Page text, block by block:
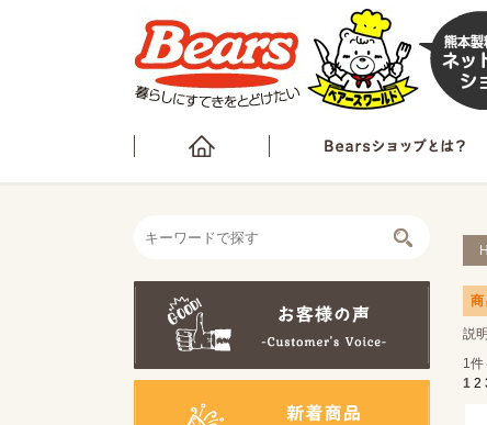
説
1
1 2